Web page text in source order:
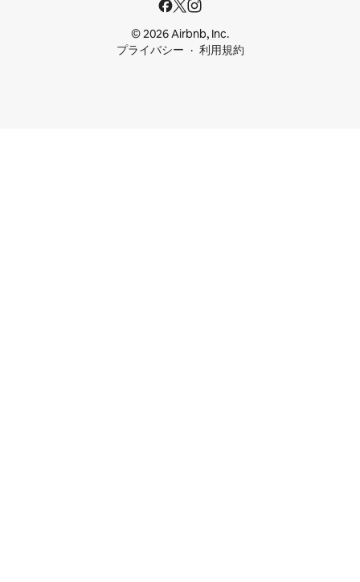
© 2026 Airbnb, Inc.
プライバシー
利用規約